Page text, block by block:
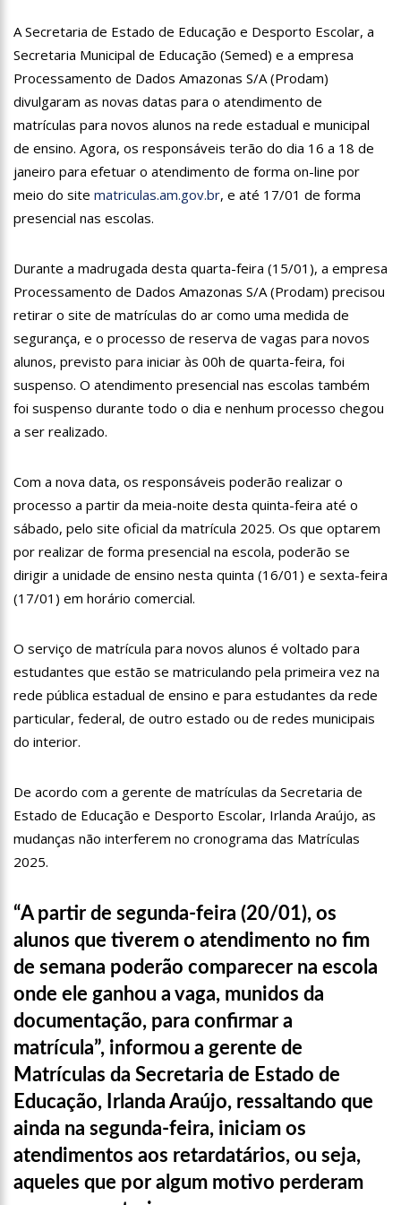
recebido por multidão na zona Sul de Manaus
12:51 Hissa Abrahão dispara e deve ser o primeiro no Avante à
Câmara Federal
Hissa Abrahão fala em oportunidades para feirantes no
Eldorado
22:45 Hissa Abrahão tem candidatura deferida pela Justiça Eleitoral
20:33 Hissa Abrahão pede aos eleitores que compareçam às urnas
10:39 Tecnologia 5G: Sinal em Manaus será ativado até novembro
sábado em Manaus
18:03 Bolsistas do Prouni começam a receber hoje auxílio de R$
400
17:50 Pesquisa aponta que tecnologia pode ajudar na melhoria da
qualidade das escolas no Amazonas
Amazonino pretende transforma o estado em um canteiro de
obras para combater desemprego? fome e miséria
19:46 Viviane Lima é aposta do MDB para ser deputada federal do
Pré-Candidata a Deputada Federal, Viviane Lima(MDB)
desponta nas pesquisas de intenção de votos
10:06 Populares expulsam equipe da Amazonas Energia que
tentava instalar novos medidores em Manaus
08:46 Bolsonaro vai retornar a Manaus na segunda quinzena de
Junho, afirma Menezes
14:41
Mais de 50 unidades de saúde da Prefeitura ofertam vacina
contra a Covid-19 nesta semana em Manaus
13:57 Moradores celebram pagamento de indenizações do Anel
Viário Leste
11:55 Enem só em 2022, tem 3,3 milhões de inscrições confirmadas
agora:
11:07
Ucrânia recupera cerca de 20% do território perdido em
Sievierodonetsk
15:39
em 11 Unidades de Conservação Estaduais
20:34 Capacitação para Conselheiros Tutelares do Amazonas tem
inicio programado para setembro
17:01 Veja agora a programação Cultural para o domingo do Dia
dos Pais na cidade de Manaus.
21:23 Após Receber R$21,4 Milhões Do Governo Do Amazonas,
Prime Serviços É Barrada Pelo CSC
18:55 Violinista Victor Camilo encanta a cidade de Manaus com
suas belas performance
19:03 Deputado Péricles Faz Manobra Que Pode Enterrar CPI Da
Pandemia, Na ALEAM
14:31
Começa na próxima semana em Manaus, a vacinação em
massa contra a Influenza, sendo disponibilizada para toda
11:41 Morre Otávio Raman Neves, dono do jornal em tempo,
afiliada do SBT em Manaus, de covid-19. Muita emoção dos
A Secretaria de Estado de Educação e Desporto Escolar, a
Secretaria Municipal de Educação (Semed) e a empresa
Processamento de Dados Amazonas S/A (Prodam)
divulgaram as novas datas para o atendimento de
matrículas para novos alunos na rede estadual e municipal
de ensino. Agora, os responsáveis terão do dia 16 a 18 de
janeiro para efetuar o atendimento de forma on-line por
meio do site matriculas.am.gov.br, e até 17/01 de forma
presencial nas escolas.
Durante a madrugada desta quarta-feira (15/01), a empresa
Processamento de Dados Amazonas S/A (Prodam) precisou
retirar o site de matrículas do ar como uma medida de
segurança, e o processo de reserva de vagas para novos
alunos, previsto para iniciar às 00h de quarta-feira, foi
suspenso. O atendimento presencial nas escolas também
foi suspenso durante todo o dia e nenhum processo chegou
a ser realizado.
Com a nova data, os responsáveis poderão realizar o
processo a partir da meia-noite desta quinta-feira até o
sábado, pelo site oficial da matrícula 2025. Os que optarem
por realizar de forma presencial na escola, poderão se
dirigir a unidade de ensino nesta quinta (16/01) e sexta-feira
(17/01) em horário comercial.
O serviço de matrícula para novos alunos é voltado para
estudantes que estão se matriculando pela primeira vez na
rede pública estadual de ensino e para estudantes da rede
particular, federal, de outro estado ou de redes municipais
do interior.
De acordo com a gerente de matrículas da Secretaria de
Estado de Educação e Desporto Escolar, Irlanda Araújo, as
mudanças não interferem no cronograma das Matrículas
2025.
“A partir de segunda-feira (20/01), os
alunos que tiverem o atendimento no fim
de semana poderão comparecer na escola
onde ele ganhou a vaga, munidos da
documentação, para confirmar a
matrícula”, informou a gerente de
Matrículas da Secretaria de Estado de
Educação, Irlanda Araújo, ressaltando que
ainda na segunda-feira, iniciam os
atendimentos aos retardatários, ou seja,
aqueles que por algum motivo perderam